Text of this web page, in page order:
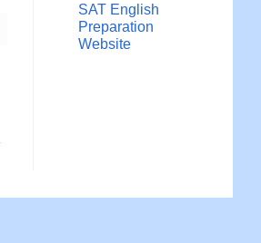
SAT English
Preparation
Website